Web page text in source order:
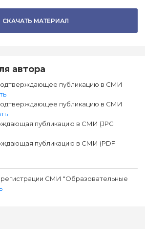
СКАЧАТЬ МАТЕРИАЛ
автора
публикацию в СМИ
публикацию в СМИ
публикацию в СМИ (JPG
публикацию в СМИ (PDF
СМИ "Образовательные